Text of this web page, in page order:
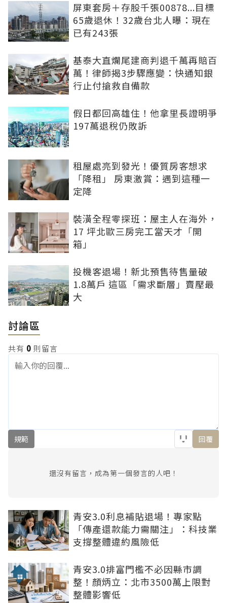
屏東套房＋存股千張00878...目標
65歲退休！32歲台北人曝：現在
已有243張
基泰大直爛尾建商判退千萬再賠百
萬！律師揭3步驟應變：快通知銀
行止付搶救自備款
假日都回高雄住！他拿里長證明爭
197萬退稅仍敗訴
租屋處亮到發光！優質房客想求
「降租」 房東激賞：遇到這種一
定降
裝潢全程零探班：屋主人在海外，
17 坪北歐三房完工當天才「開
箱」
投機客退場！新北預售待售量破
1.8萬戶 這區「需求斷層」賣壓最
大
討論區
共有 0 則留言
規範 回覆
還沒有留言，成為第一個發言的人吧！
青安3.0利息補貼退場！專家點
「傳產還款能力需關注」：科技業
支撐整體違約風險低
青安3.0排富門檻不必因縣市調
整！顏炳立：北市3500萬上限對
整體影響低